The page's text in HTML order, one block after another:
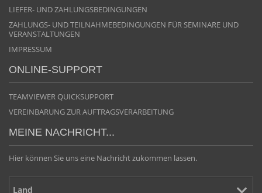
LIEFER- UND ZAHLUNGSBEDINGUNGEN
ZAHLUNGS- UND TEILNAHMEBEDINGUNGEN FÜR SEMINARE UND
VERANSTALTUNGEN
IMPRESSUM
ONLINE-SUPPORT
TEAMVIEWER QUICKSUPPORT
VEREINBARUNG ZUR AUFTRAGSVERARBEITUNG
MEINE NACHRICHT...
Hier können Sie uns eine Nachricht zukommen lassen.